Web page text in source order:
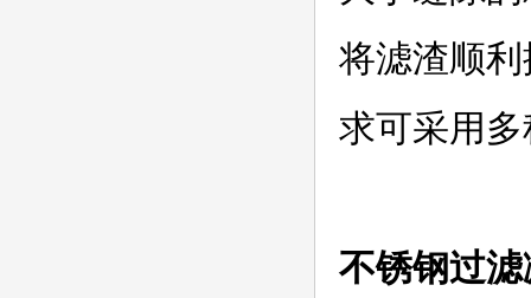
将滤渣顺
求可采用
不锈钢过